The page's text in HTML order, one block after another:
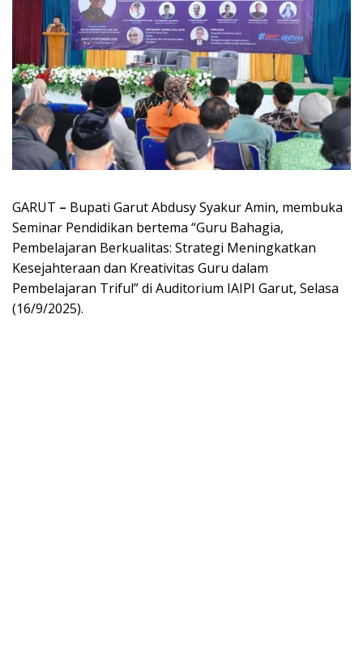
GARUT – Bupati Garut Abdusy Syakur Amin, membuka
Seminar Pendidikan bertema “Guru Bahagia,
Pembelajaran Berkualitas: Strategi Meningkatkan
Kesejahteraan dan Kreativitas Guru dalam
Pembelajaran Triful” di Auditorium IAIPI Garut, Selasa
(16/9/2025).